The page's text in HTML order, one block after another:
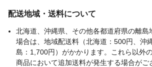
配送地域・送料について
北海道、沖縄県、その他各都道府県の離島
場合は、地域配送料（北海道：500円、沖
島：1,700円）がかかります。これら以外
商品において追加送料が発生する場合がご